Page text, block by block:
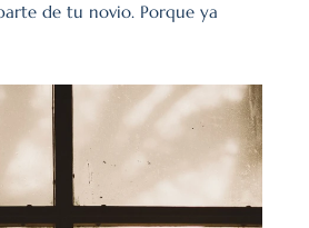
de tu novio. Porque ya